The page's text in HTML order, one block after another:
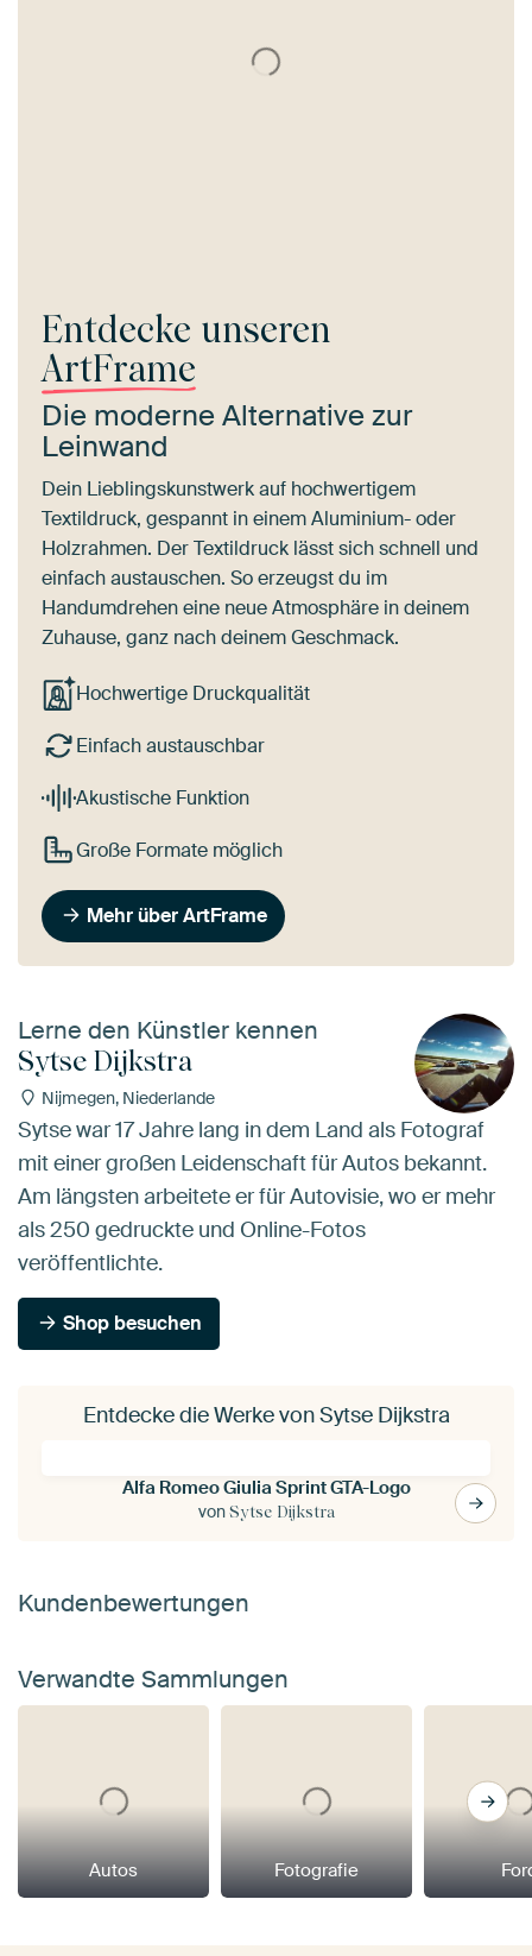
Entdecke unseren
ArtFrame
Die moderne Alternative zur
Leinwand
Dein Lieblingskunstwerk auf hochwertigem
Textildruck, gespannt in einem Aluminium- oder
Holzrahmen. Der Textildruck lässt sich schnell und
einfach austauschen. So erzeugst du im
Handumdrehen eine neue Atmosphäre in deinem
Zuhause, ganz nach deinem Geschmack.
Hochwertige Druckqualität
Einfach austauschbar
Akustische Funktion
Große Formate möglich
Mehr über ArtFrame
Lerne den Künstler kennen
Sytse Dijkstra
Nijmegen, Niederlande
Sytse war 17 Jahre lang in dem Land als Fotograf
mit einer großen Leidenschaft für Autos bekannt.
Am längsten arbeitete er für Autovisie, wo er mehr
als 250 gedruckte und Online-Fotos
veröffentlichte.
Shop besuchen
Entdecke die Werke von Sytse Dijkstra
Alfa Romeo Giulia Sprint GTA-Logo
vonSytse Dijkstra
Kundenbewertungen
Verwandte Sammlungen
Autos Fotografie